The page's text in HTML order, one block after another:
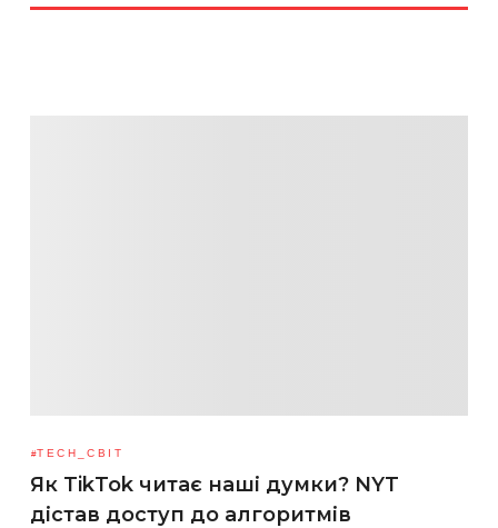
TECH_СВІТ
Як TikTok читає наші думки? NYT
дістав доступ до алгоритмів